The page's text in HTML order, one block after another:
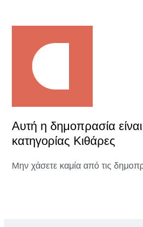
Αυτή η δημοπρασία
κατηγορίας Κιθάρες
Μην χάσετε καμία από τις